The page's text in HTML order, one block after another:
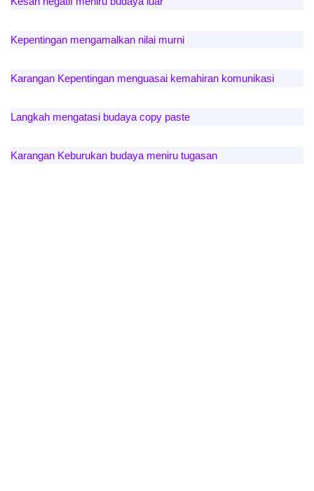
Kepentingan mengamalkan nilai murni
Karangan Kepentingan menguasai kemahiran komunikasi
Langkah mengatasi budaya copy paste
Karangan Keburukan budaya meniru tugasan